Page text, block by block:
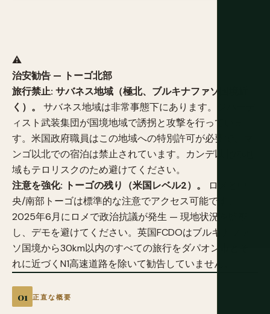
⚠️
治安勧告 — トーゴ北部
旅行禁止: サバネス地域（極北、ブルキナファソ国境近
く）。
サバネス地域は非常事態下にあります。ジハーデ
ィスト武装集団が国境地域で誘拐と攻撃を行っていま
す。米国政府職員はこの地域への特別許可が必要で、マ
ンゴ以北での宿泊は禁止されています。カンデ以北の地
域もテロリスクのため避けてください。
注意を強化: トーゴの残り（米国レベル2）。
ロメと中
央/南部トーゴは標準的な注意でアクセス可能です。
2025年6月にロメで政治抗議が発生 — 現地状況を監視
し、デモを避けてください。英国FCDOはブルキナファ
ソ国境から30km以内のすべての旅行をダパオン市とそ
れに近づくN1高速道路を除いて勧告していません。
正直な概要